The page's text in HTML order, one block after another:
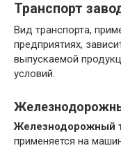
Транспорт
Вид транспорта,
предприятиях,
выпускаемой
условий.
Железнодорожный
применяется на